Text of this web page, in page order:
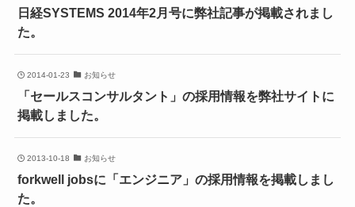
日経SYSTEMS 2014年2月号に弊社記事が掲載されまし
た。
2014-01-23 お知らせ
「セールスコンサルタント」の採用情報を弊社サイトに
掲載しました。
2013-10-18 お知らせ
forkwell jobsに「エンジニア」の採用情報を掲載しまし
た。